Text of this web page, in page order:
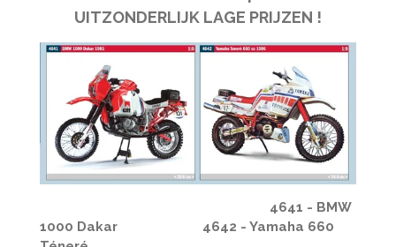
UITZONDERLIJK LAGE PRIJZEN !
4641 - BMW
1000 Dakar 4642 - Yamaha 660